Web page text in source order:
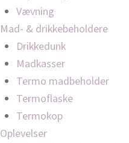
Vævning
Mad- & drikkebeholdere
Drikkedunk
Madkasser
Termo madbeholder
Termoflaske
Termokop
Oplevelser